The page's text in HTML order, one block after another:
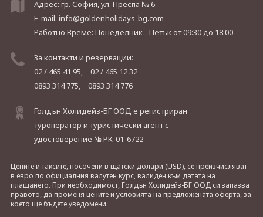
Адрес: гр. София, ул. Преспа № 6
E-mail: info@goldenholidays-bg.com
Работно Време: Понеделник - Петъкот 09:30 до 18:00
За контакти и резервации:
02 / 465 41 95,
02 / 465 12 32
0893 314 775,
0893 314 776
Голдън Холидейз-БГ ООД е регистриран
туроператор и туристически агент с
удостоверение № РК-01-6722
Цените и таксите, посочени в щатски долари (USD), се преизчисляват
в евро по официалния валутен курс, валиден към датата на
плащането. При необходимост, Голдън Холидейз-БГ ООД си запазва
правото, да променя цените и условията на предложената оферта, за
което ще бъдете уведомени.